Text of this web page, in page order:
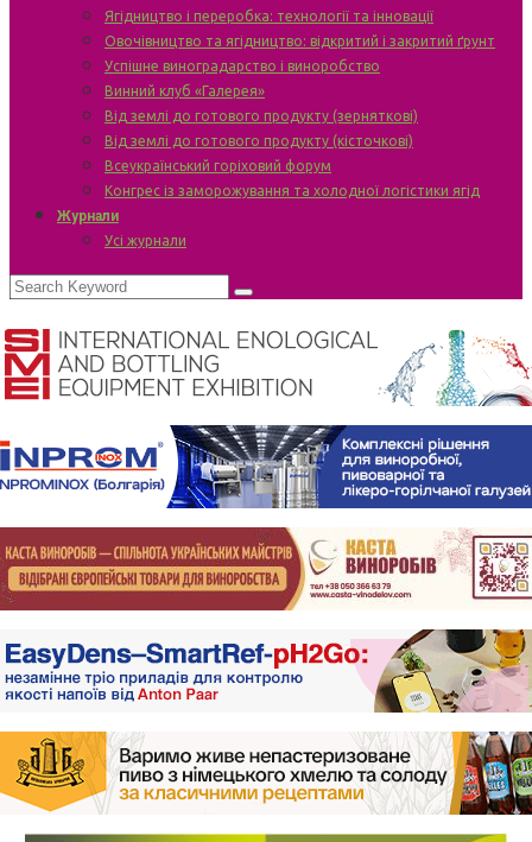
Ягідництво і переробка: технології та інновації
Овочівництво та ягідництво: відкритий і закритий ґрунт
Успішне виноградарство і виноробство
Винний клуб «Галерея»
Від землі до готового продукту (зерняткові)
Від землі до готового продукту (кісточкові)
Всеукраїнський горіховий форум
Конгрес із заморожування та холодної логістики ягід
Журнали
Усі журнали